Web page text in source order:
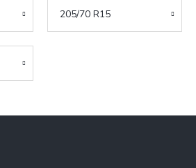
205/70 R15